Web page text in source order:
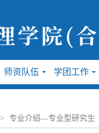
师资队伍 学团工作
> 专业介绍—专业型研究生